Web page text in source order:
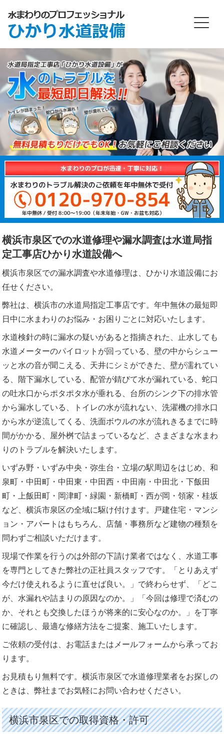
横浜市泉区での水道修理や漏水調査は水道局指
定工事店ひかり水道設備へ
横浜市泉区での漏水調査や水道修理は、ひかり水道設備にお
任せください。
弊社は、横浜市の水道局指定工事店です。年中無休の最短即
日中に水まわりのお悩み・お困りごとに対応いたします。
水道検針の時に漏水の疑いがあると指摘された、止水しても
水道メーターのパイロットが回っている、壁の中からシュー
ッと水の音が聞こえる、天井にシミができた、壁が濡れてい
る、階下漏水している、配管が錆びて水が漏れている、蛇口
の吐水口からポタポタ水が垂れる、台所のシンク下の排水管
から漏水している、トイレの水が流れない、洗濯機の排水口
から水が逆流してくる、洗面ボウルの水が流れきるまでに時
間がかかる、屋外桝で詰まっているなど、さまざまな水まわ
りのトラブルを解決いたします。
いずみ野・いずみ中央・弥生台・立場の駅周辺をはじめ、和
泉町・中田町・中田東・中田西・中田南・中田北・下飯田
町・上飯田町・岡津町・緑園・新橋町・西が岡・領家・桂坂
など、横浜市泉区の全域に駆け付けます。戸建住宅・マンシ
ョン・アパートはもちろん、店舗・事務所など建物の種類を
問わずご相談いただけます。
現場で作業を行うのは外部の下請け業者ではなく、水道工事
を専門としてきた弊社の正社員スタッフです。「とりあえず
今だけ使えれるように直せば良い。」で終わらせず、「どこ
が、水漏れや詰まりの原因なのか。」「今回は修理で済むの
か、それとも交換したほうが将来的に安心なのか。」を丁寧
に確認し、最適な修繕方法をご提案、施工いたします。
ご依頼の受付は、お電話またはメールフォームから承ってお
ります。
お見積もり無料です。横浜市泉区で水道修理業者をお探しの
ときは、弊社までお気軽にお問い合わせください。
横浜市泉区での取得資格・許可